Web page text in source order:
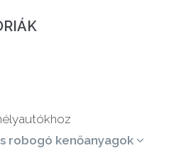
robogó kenőanyagok